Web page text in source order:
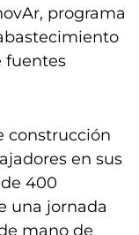
programa
fuentes
construcción
en sus
400
una jornada
mano de